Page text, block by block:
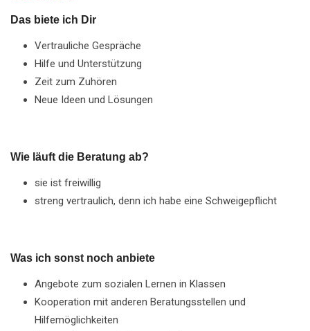
Das biete ich Dir
Vertrauliche Gespräche
Hilfe und Unterstützung
Zeit zum Zuhören
Neue Ideen und Lösungen
Wie läuft die Beratung ab?
sie ist freiwillig
streng vertraulich, denn ich habe eine Schweigepflicht
Was ich sonst noch anbiete
Angebote zum sozialen Lernen in Klassen
Kooperation mit anderen Beratungsstellen und
Hilfemöglichkeiten